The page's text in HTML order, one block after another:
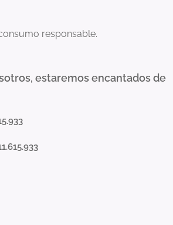
responsable.
estaremos encantados de